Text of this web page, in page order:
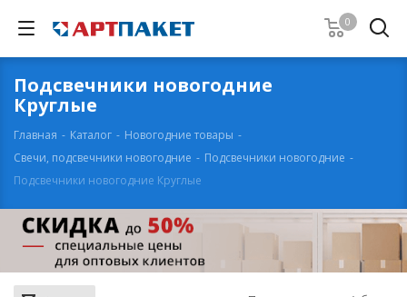
0
Подсвечники новогодние
Круглые
Главная - Каталог - Новогодние товары -
Свечи, подсвечники новогодние - Подсвечники новогодние -
Подсвечники новогодние Круглые